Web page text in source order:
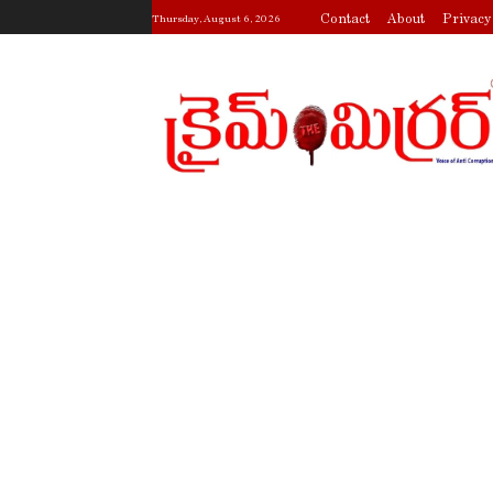
Thursday, August 6, 2026 Contact About Privacy